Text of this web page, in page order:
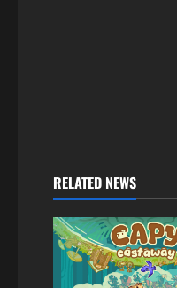
RELATED NEWS